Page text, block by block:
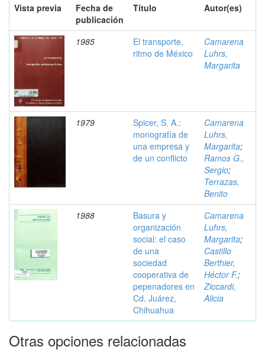
Vista previa
Fecha de
publicación
Título Autor(es)
1985
El transporte,
ritmo de México
Camarena
Luhrs,
Margarita
1979
Spicer, S. A.:
monografía de
una empresa y
de un conflicto
Camarena
Luhrs,
Margarita;
Ramos G.,
Sergio;
Terrazas,
Benito
1988
Basura y
organización
social: el caso
de una
sociedad
cooperativa de
pepenadores en
Cd. Juárez,
Chihuahua
Camarena
Luhrs,
Margarita;
Castillo
Berthier,
Héctor F.;
Ziccardi,
Alicia
Otras opciones relacionadas